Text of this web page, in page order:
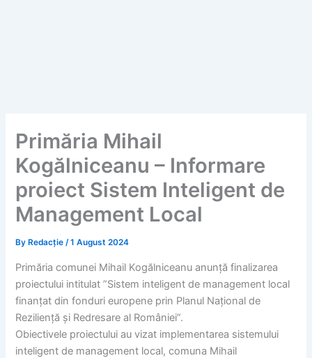
Primăria Mihail
Kogălniceanu – Informare
proiect Sistem Inteligent de
Management Local
By Redacție/1 August 2024
Primăria comunei Mihail Kogălniceanu anunță finalizarea
proiectului intitulat ”Sistem inteligent de management local
finanțat din fonduri europene prin Planul Național de
Reziliență și Redresare al României”.
Obiectivele proiectului au vizat implementarea sistemului
inteligent de management local, comuna Mihail